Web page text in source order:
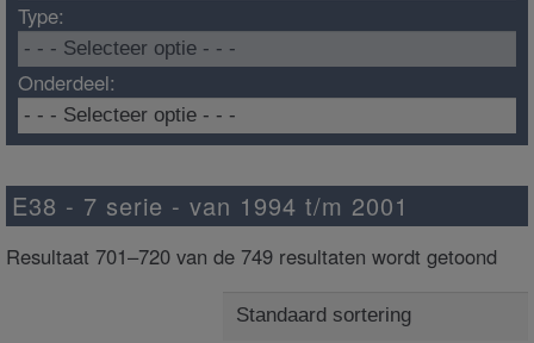
Type:
Onderdeel:
E38 - 7 serie - van 1994 t/m 2001
Resultaat 701–720 van de 749 resultaten wordt getoond